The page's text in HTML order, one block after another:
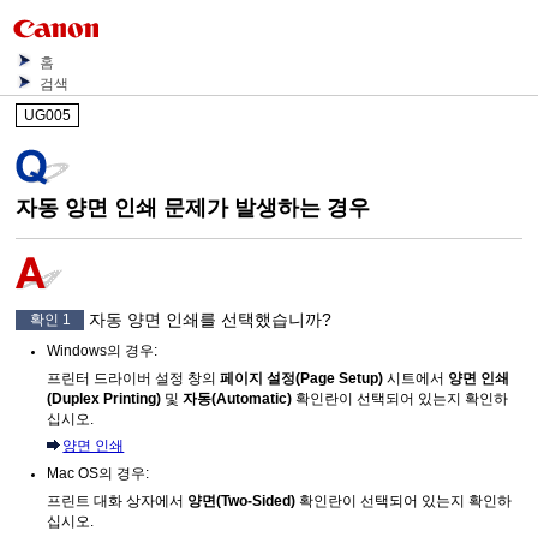
홈
검색
UG005
자동 양면 인쇄 문제가 발생하는 경우
확인 1 자동 양면 인쇄를 선택했습니까?
Windows의 경우:
프린터 드라이버 설정 창의페이지 설정(Page Setup) 시트에서 양면 인쇄
(Duplex Printing) 및자동(Automatic) 확인란이 선택되어 있는지 확인하
십시오.
양면 인쇄
Mac OS의 경우:
프린트 대화 상자에서 양면(Two-Sided) 확인란이 선택되어 있는지 확인하
십시오.